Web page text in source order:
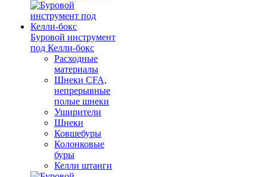
Буровой инструмент
под Келли-бокс
Расходные
материалы
Шнеки CFA,
непрерывные
полые шнеки
Уширители
Шнеки
Ковшебуры
Колонковые
буры
Келли штанги